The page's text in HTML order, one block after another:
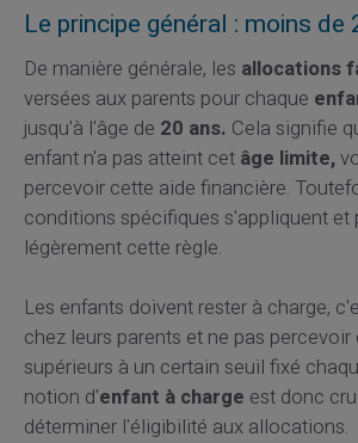
Le principe général : moins de
De manière générale, les allocations
versées aux parents pour chaque
jusqu'à l'âge de 20 ans. Cela signifie
enfant n'a pas atteint cet âge limite,
percevoir cette aide financière.
conditions spécifiques s'appliquent et
légèrement cette règle.
Les enfants doivent rester à charge,
chez leurs parents et ne pas percevoir
supérieurs à un certain seuil fixé
notion d'enfant à charge est donc
déterminer l'éligibilité aux allocations.